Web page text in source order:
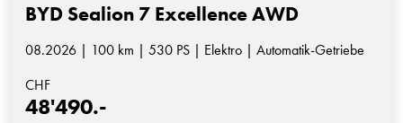
BYD Sealion 7 Excellence AWD
08.2026 | 100 km | 530 PS | Elektro | Automatik-Getriebe
CHF
48'490.-